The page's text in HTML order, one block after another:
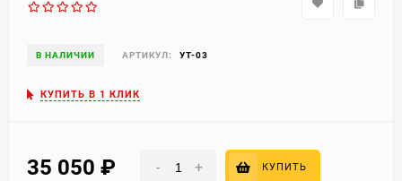
В НАЛИЧИИ АРТИКУЛ: УТ-03
КУПИТЬ В 1 КЛИК
35 050 - + КУПИТЬ